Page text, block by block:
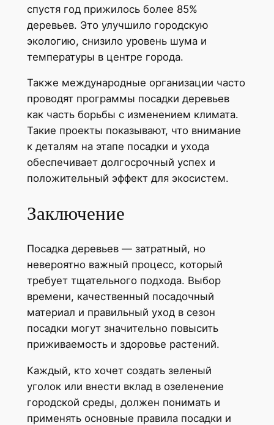
спустя год прижилось более 85%
деревьев. Это улучшило городскую
экологию, снизило уровень шума и
температуры в центре города.
Также международные организации часто
проводят программы посадки деревьев
как часть борьбы с изменением климата.
Такие проекты показывают, что внимание
к деталям на этапе посадки и ухода
обеспечивает долгосрочный успех и
положительный эффект для экосистем.
Заключение
Посадка деревьев — затратный, но
невероятно важный процесс, который
требует тщательного подхода. Выбор
времени, качественный посадочный
материал и правильный уход в сезон
посадки могут значительно повысить
приживаемость и здоровье растений.
Каждый, кто хочет создать зеленый
уголок или внести вклад в озеленение
городской среды, должен понимать и
применять основные правила посадки и